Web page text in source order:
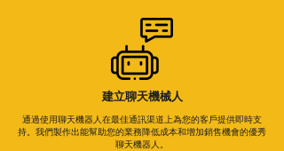
​建立聊天機械人
通過使用聊天機器人在最佳通訊渠道上為您的客戶提供即時支
持。我們製作出能幫助您的業務降低成本和增加銷售機會的優秀
聊天機器人。